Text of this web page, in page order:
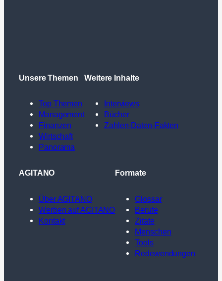
Unsere Themen
Top Themen
Management
Finanzen
Wirtschaft
Panorama
Weitere Inhalte
Interviews
Bücher
Zahlen-Daten-Fakten
AGITANO
Über AGITANO
Werben auf AGITANO
Kontakt
Formate
Glossar
Berufe
Zitate
Menschen
Tools
Redewendungen